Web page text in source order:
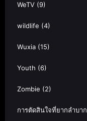
WeTV (9)
wildlife (4)
Wuxia (15)
Youth (6)
Zombie (2)
การตัดสินใจที่ยากลำบาก